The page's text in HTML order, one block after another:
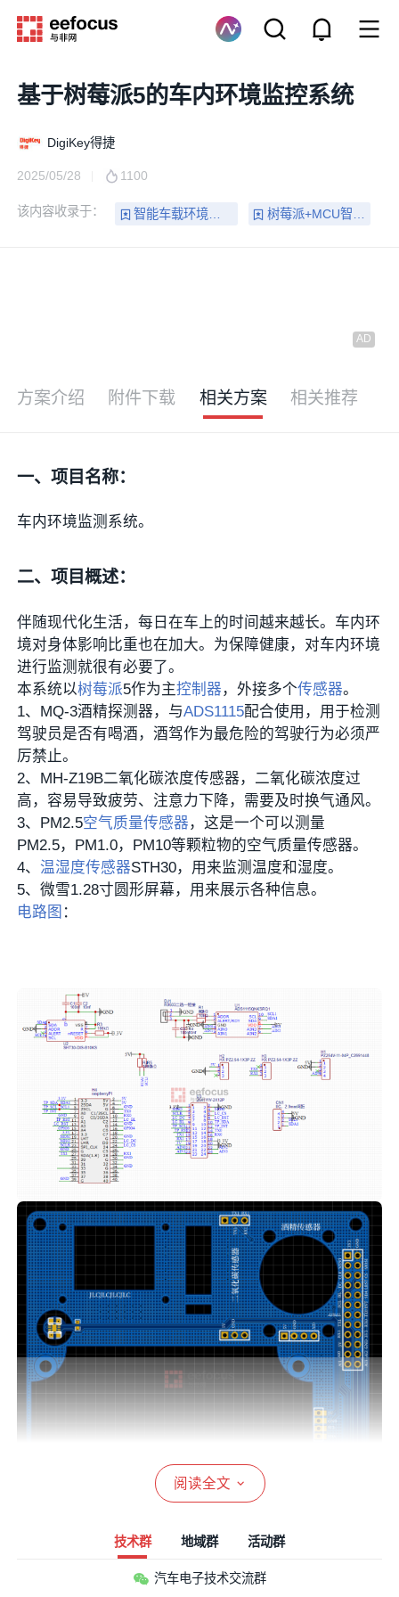
基于树莓派5的车内环境监控系统
DigiKey得捷
2025/05/28 1100
该内容收录于：
方案介绍 附件下载 相关方案 相关推荐
一、项目名称：
车内环境监测系统。
二、项目概述：
伴随现代化生活，每日在车上的时间越来越长。车内环
境对身体影响比重也在加大。为保障健康，对车内环境
进行监测就很有必要了。
本系统以树莓派5作为主控制器 ，外接多个传感器。
1、MQ-3酒精探测器，与ADS1115配合使用，用于检测
驾驶员是否有喝酒，酒驾作为最危险的驾驶行为必须严
厉禁止。
2、MH-Z19B二氧化碳浓度传感器，二氧化碳浓度过
高，容易导致疲劳、注意力下降，需要及时换气通风。
3、PM2.5空气质量传感器 ，这是一个可以测量
PM2.5，PM1.0，PM10等颗粒物的空气质量传感器。
4、温湿度传感器STH30，用来监测温度和湿度。
5、微雪1.28寸圆形屏幕，用来展示各种信息。
电路图 ：
制作出实物，发现个问题，购买的ADS1115
了，导致芯片无法安装，无奈之下，使用ADS1115
阅读全文
技术群 地域群 活动群
汽车电子技术交流群